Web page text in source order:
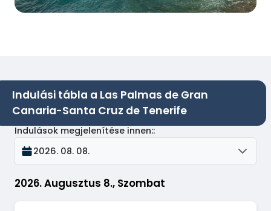
Indulási tábla a Las Palmas de Gran
Canaria-Santa Cruz de Tenerife
2026. Augusztus 8., Szombat
Indulások megjelenítése innen::
2026. 08. 08.